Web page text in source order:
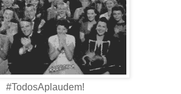
#TodosAplaudem!